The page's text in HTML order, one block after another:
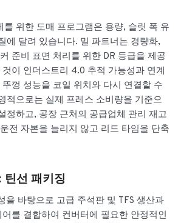
를 위한 도매 프로그램은 용량, 슬릿 폭 유
에 달려 있습니다. 밀 파트너는 경량화,
준비 표면 처리를 위한 DR 등급을 제공
이 인더스트리 4.0 추적 가능성과 연계
뚜껑 성능을 코일 위치와 다시 연결할 수
적으로는 실제 프레스 소비량을 기준으
정하고, 공장 근처의 공급업체 관리 재고
전 자본을 늘리지 않고 리드 타임을 단축
틴선 패키징
을 바탕으로 고급 주석판 및 TFS 생산과
어를 결합하여 컨버터에 필요한 안정적인